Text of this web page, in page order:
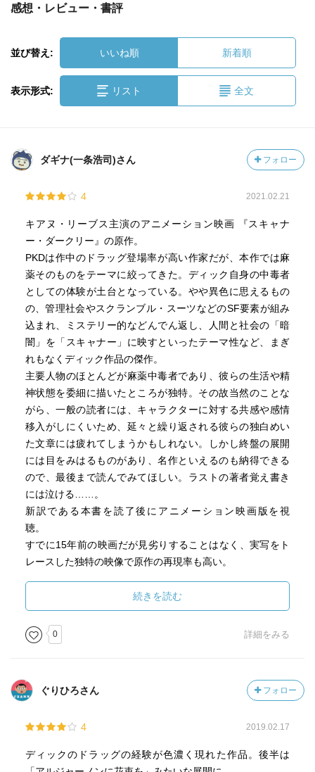
感想・レビュー・書評
並び替え: いいね順 新着順
表示形式: リスト 全文
ダギナ(一条浩司)さん フォロー
4 2021.02.21
キアヌ・リーブス主演のアニメーション映画 『スキャナ
ー・ダークリー』の原作。
PKDは作中のドラッグ登場率が高い作家だが、本作では麻
薬そのものをテーマに絞ってきた。ディック自身の中毒者
としての体験が土台となっている。やや異色に思えるもの
の、管理社会やスクランブル・スーツなどのSF要素が組み
込まれ、ミステリー的などんでん返し、人間と社会の「暗
闇」を「スキャナー」に映すといったテーマ性など、まぎ
れもなくディック作品の傑作。
主要人物のほとんどが麻薬中毒者であり、彼らの生活や精
神状態を委細に描いたところが独特。その故当然のことな
がら、一般の読者には、キャラクターに対する共感や感情
移入がしにくいため、延々と繰り返される彼らの独白めい
た文章には疲れてしまうかもしれない。しかし終盤の展開
には目をみはるものがあり、名作といえるのも納得できる
ので、最後まで読んでみてほしい。ラストの著者覚え書き
には泣ける……。
新訳である本書を読了後にアニメーション映画版を視
聴。
すでに15年前の映画だが見劣りすることはなく、実写をト
レースした独特の映像で原作の再現率も高い。
続きを読む
0 詳細をみる
ぐりひろさん フォロー
4 2019.02.17
ディックのドラッグの経験が色濃く現れた作品。後半は